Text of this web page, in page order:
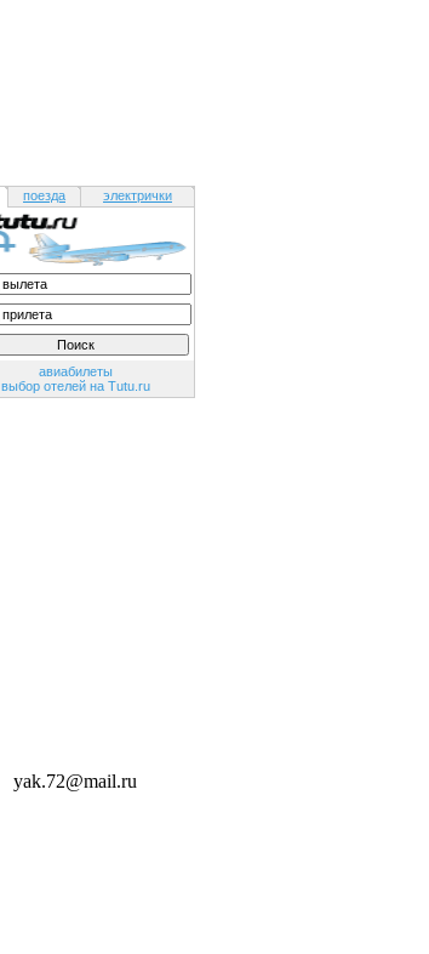
поезда электрички
авиабилеты
выбор отелей на Tutu.ru
yak.72@mail.ru